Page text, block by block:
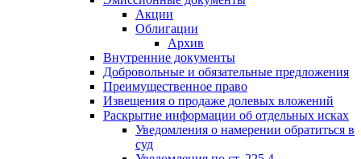
Акции
Облигации
Архив
Внутренние документы
Добровольные и обязательные предложения
Преимущественное право
Извещения о продаже долевых вложений
Раскрытие информации об отдельных исках
Уведомления о намерении обратиться в
суд